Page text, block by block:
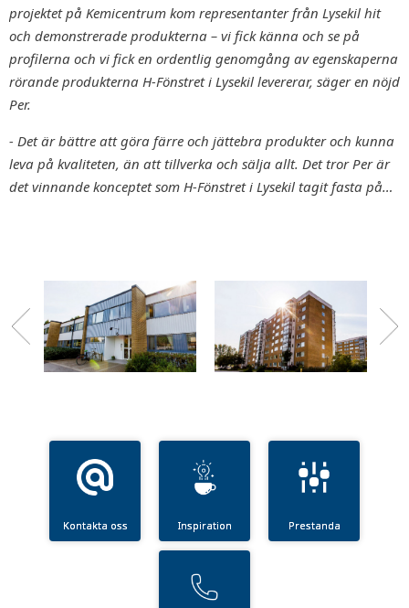
projektet på Kemicentrum kom representanter från Lysekil hit
och demonstrerade produkterna – vi fick känna och se på
profilerna och vi fick en ordentlig genomgång av egenskaperna
rörande produkterna H-Fönstret i Lysekil levererar, säger en nöjd
Per.
- Det är bättre att göra färre och jättebra produkter och kunna
leva på kvaliteten, än att tillverka och sälja allt. Det tror Per är
det vinnande konceptet som H-Fönstret i Lysekil tagit fasta på…
Kontakta oss Inspiration Prestanda